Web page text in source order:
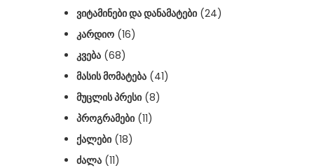
ᲕᲘᲢᲐᲛᲘᲜᲔᲑᲘ ᲓᲐ ᲓᲐᲜᲐᲛᲐᲢᲔᲑᲘ (24)
ᲙᲐᲠᲓᲘᲝ (16)
ᲙᲕᲔᲑᲐ (68)
ᲛᲐᲡᲘᲡ ᲛᲝᲛᲐᲢᲔᲑᲐ (41)
ᲛᲣᲪᲚᲘᲡ ᲞᲠᲔᲡᲘ (8)
ᲞᲠᲝᲒᲠᲐᲛᲔᲑᲘ (11)
ᲥᲐᲚᲔᲑᲘ (18)
ᲫᲐᲚᲐ (11)